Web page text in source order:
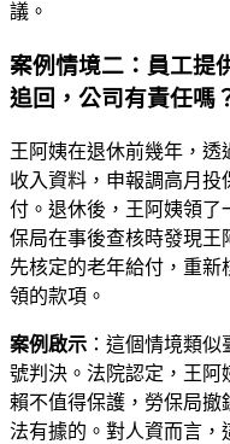
議。
案例情境二：員工提
追回，公司有責任嗎
王阿姨在退休前幾年，
收入資料，申報調高月
付。退休後，王阿姨領了
保局在事後查核時發現王
先核定的老年給付，重新
領的款項。
案例啟示 ：這個情境類
號判決。法院認定，王阿
賴不值得保護，勞保局撤
法有據的。對人資而言，